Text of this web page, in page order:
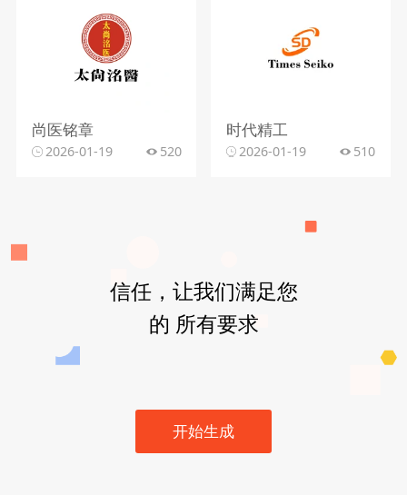
尚医铭章
2026-01-19 520
时代精工
2026-01-19 510
信任，让我们满足您
的 所有要求
开始生成